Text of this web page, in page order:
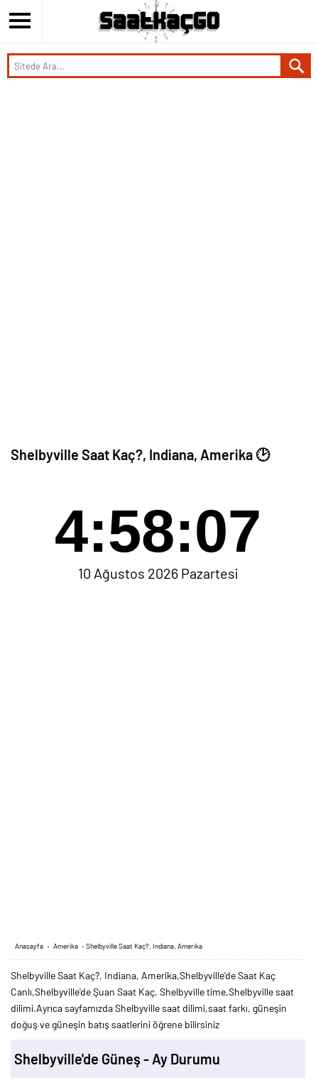
Shelbyville Saat Kaç?, Indiana, Amerika 🕑
4:58:07
10 Ağustos 2026 Pazartesi
Anasayfa › Amerika › Shelbyville Saat Kaç?, Indiana, Amerika
Shelbyville Saat Kaç?, Indiana, Amerika,Shelbyville'de Saat Kaç
Canlı,Shelbyville'de Şuan Saat Kaç, Shelbyville time,Shelbyville saat
dilimi.Ayrıca sayfamızda Shelbyville saat dilimi,saat farkı, güneşin
doğuş ve güneşin batış saatlerini öğrene bilirsiniz
Shelbyville'de Güneş - Ay Durumu